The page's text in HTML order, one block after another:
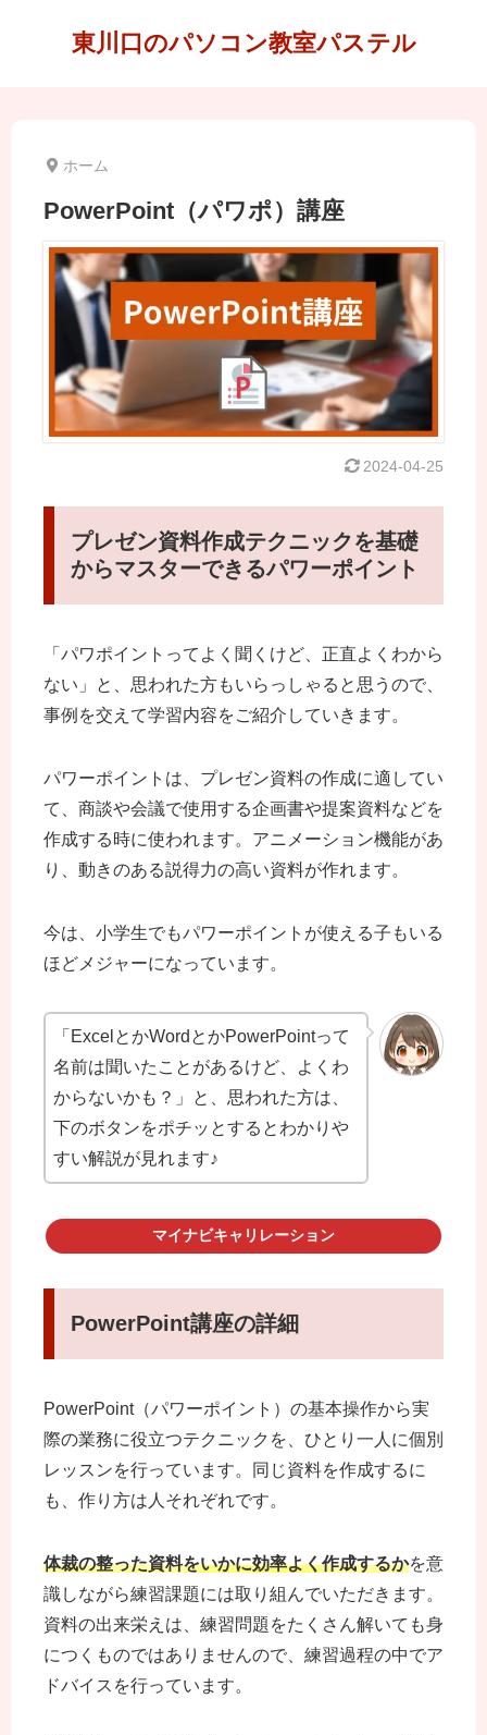
東川口のパソコン教室パステル
ホーム
PowerPoint（パワポ）講座
2024-04-25
プレゼン資料作成テクニックを基礎
からマスターできるパワーポイント
「パワポイントってよく聞くけど、正直よくわから
ない」と、思われた方もいらっしゃると思うので、
事例を交えて学習内容をご紹介していきます。
パワーポイントは、プレゼン資料の作成に適してい
て、商談や会議で使用する企画書や提案資料などを
作成する時に使われます。アニメーション機能があ
り、動きのある説得力の高い資料が作れます。
今は、小学生でもパワーポイントが使える子もいる
ほどメジャーになっています。
「ExcelとかWordとかPowerPointって
名前は聞いたことがあるけど、よくわ
からないかも？」と、思われた方は、
下のボタンをポチッとするとわかりや
すい解説が見れます♪
マイナビキャリレーション
PowerPoint講座の詳細
PowerPoint（パワーポイント）の基本操作から実
際の業務に役立つテクニックを、ひとり一人に個別
レッスンを行っています。同じ資料を作成するに
も、作り方は人それぞれです。
体裁の整った資料をいかに効率よく作成するかを意
識しながら練習課題には取り組んでいただきます。
資料の出来栄えは、練習問題をたくさん解いても身
につくものではありませんので、練習過程の中でア
ドバイスを行っています。